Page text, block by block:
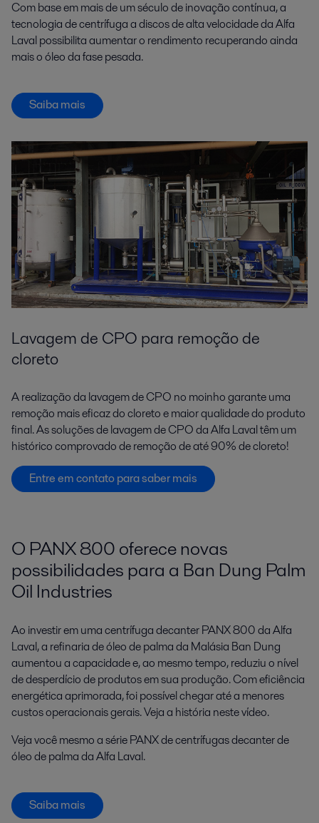
Com base em mais de um século de inovação contínua, a
tecnologia de centrífuga a discos de alta velocidade da Alfa
Laval possibilita aumentar o rendimento recuperando ainda
mais o óleo da fase pesada.
Saiba mais
Lavagem de CPO para remoção de
cloreto
A realização da lavagem de CPO no moinho garante uma
remoção mais eficaz do cloreto e maior qualidade do produto
final. As soluções de lavagem de CPO da Alfa Laval têm um
histórico comprovado de remoção de até 90% de cloreto!
Entre em contato para saber mais
O PANX 800 oferece novas
possibilidades para a Ban Dung Palm
Oil Industries
Ao investir em uma centrífuga decanter PANX 800 da Alfa
Laval, a refinaria de óleo de palma da Malásia Ban Dung
aumentou a capacidade e, ao mesmo tempo, reduziu o nível
de desperdício de produtos em sua produção. Com eficiência
energética aprimorada, foi possível chegar até a menores
custos operacionais gerais. Veja a história neste vídeo.
Veja você mesmo a série PANX de centrífugas decanter de
óleo de palma da Alfa Laval.
Saiba mais